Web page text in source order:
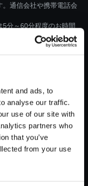
and ads, to
analyse our traffic.
use of our site with
partners who
that you’ve
from your use
通信会社や携帯電話会
5分～60分程度のお時間
ドの際には、通信環境
。
裁判4 オリジナ
ラック ラミロア
家